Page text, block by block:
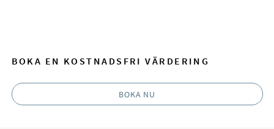
BOKA EN KOSTNADSFRI VÄRDERING
BOKA NU